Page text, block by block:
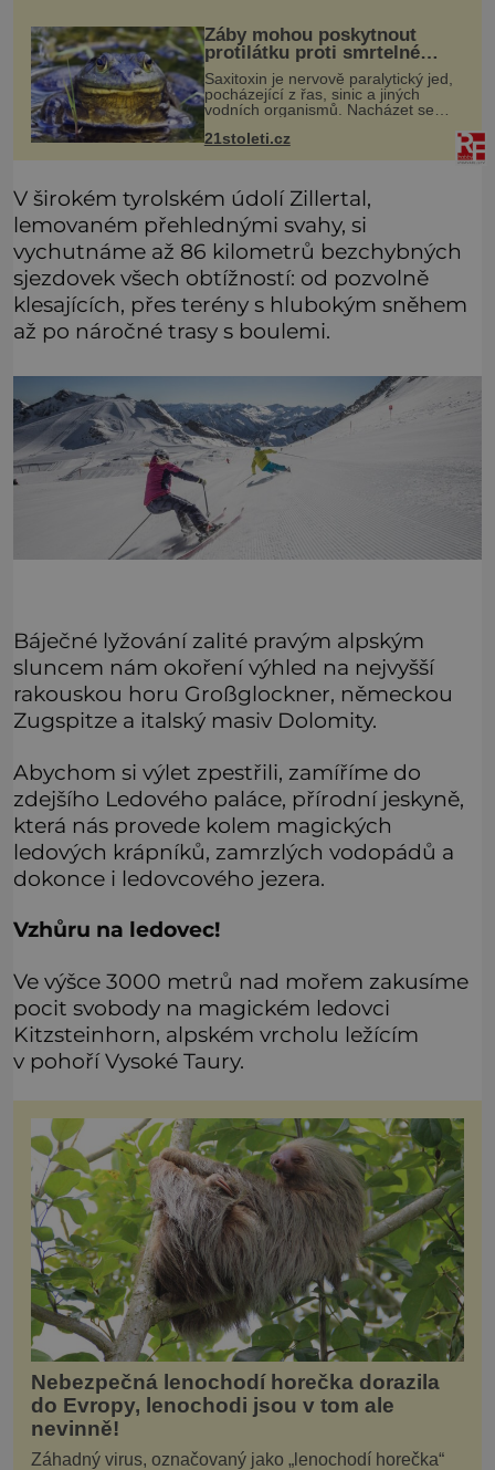
Žáby mohou poskytnout
protilátku proti smrtelné
otravě měkkýši
Saxitoxin je nervově paralytický jed,
pocházející z řas, sinic a jiných
vodních organismů. Nacházet se
mlžích, jako jsou ústřice nebo slávky.
K příznakům otravy patří
21stoleti.cz
V širokém tyrolském údolí Zillertal,
lemovaném přehlednými svahy, si
vychutnáme až 86 kilometrů bezchybných
sjezdovek všech obtížností: od pozvolně
klesajících, přes terény s hlubokým sněhem
až po náročné trasy s boulemi.
Báječné lyžování zalité pravým alpským
sluncem nám okoření výhled na nejvyšší
rakouskou horu Großglockner, německou
Zugspitze a italský masiv Dolomity.
Abychom si výlet zpestřili, zamíříme do
zdejšího Ledového paláce, přírodní jeskyně,
která nás provede kolem magických
ledových krápníků, zamrzlých vodopádů a
dokonce i ledovcového jezera.
Vzhůru na ledovec!
Ve výšce 3000 metrů nad mořem zakusíme
pocit svobody na magickém ledovci
Kitzsteinhorn, alpském vrcholu ležícím
v pohoří Vysoké Taury.
Nebezpečná lenochodí horečka dorazila
do Evropy, lenochodi jsou v tom ale
nevinně!
Záhadný virus, označovaný jako „lenochodí horečka“